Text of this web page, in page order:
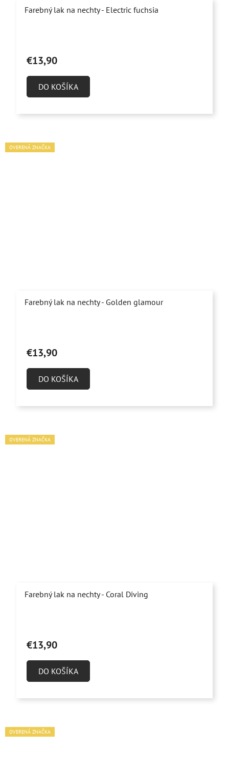
Farebný lak na nechty - Electric fuchsia
€13,90
DO KOŠÍKA
OVERENÁ ZNAČKA
Farebný lak na nechty - Golden glamour
€13,90
DO KOŠÍKA
OVERENÁ ZNAČKA
Farebný lak na nechty - Coral Diving
€13,90
DO KOŠÍKA
OVERENÁ ZNAČKA